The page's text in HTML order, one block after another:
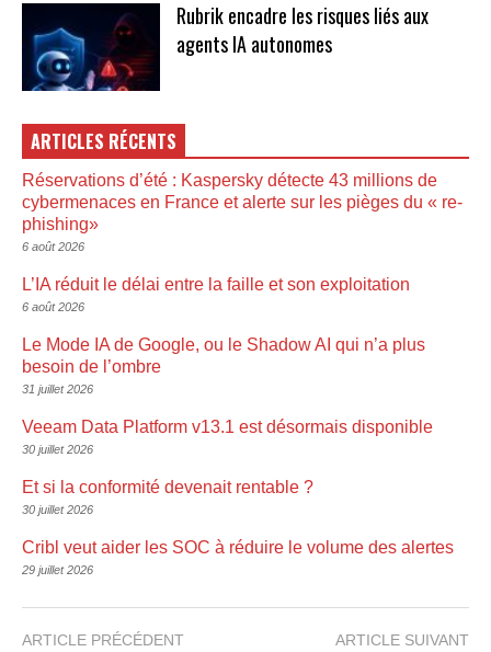
Rubrik encadre les risques liés aux
agents IA autonomes
ARTICLES RÉCENTS
Réservations d’été : Kaspersky détecte 43 millions de
cybermenaces en France et alerte sur les pièges du « re-
phishing»
6 août 2026
L’IA réduit le délai entre la faille et son exploitation
6 août 2026
Le Mode IA de Google, ou le Shadow AI qui n’a plus
besoin de l’ombre
31 juillet 2026
Veeam Data Platform v13.1 est désormais disponible
30 juillet 2026
Et si la conformité devenait rentable ?
30 juillet 2026
Cribl veut aider les SOC à réduire le volume des alertes
29 juillet 2026
ARTICLE PRÉCÉDENT ARTICLE SUIVANT